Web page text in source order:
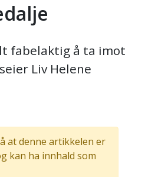
fabelaktig å ta imot
Liv Helene
at denne artikkelen er
kan ha innhald som